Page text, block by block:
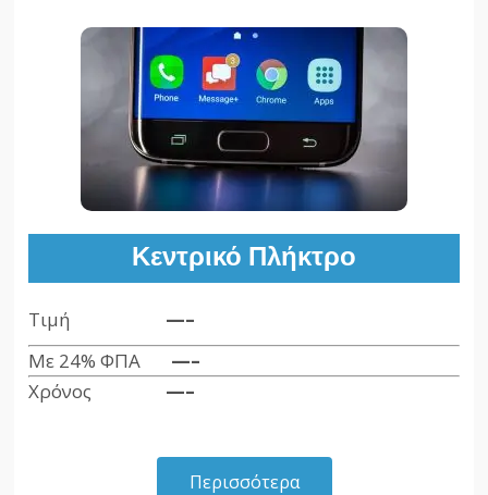
Κεντρικό Πλήκτρο
Τιμή —–
Με 24% ΦΠΑ —–
Χρόνος —–
Περισσότερα